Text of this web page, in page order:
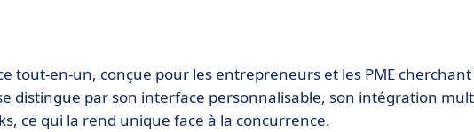
tout-en-un, conçue pour les entrepreneurs et les PME
distingue par son interface personnalisable, son intégration
ce qui la rend unique face à la concurrence.